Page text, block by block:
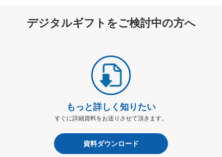
デジタルギフトをご検討中の方へ
もっと詳しく知りたい
すぐに詳細資料をお送りさせて頂きます。
資料ダウンロード